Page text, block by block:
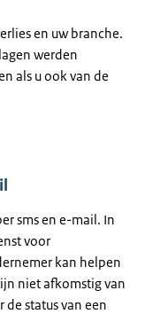
en uw branche.
werden
als u ook van de
sms en e-mail. In
voor
kan helpen
niet afkomstig van
de status van een